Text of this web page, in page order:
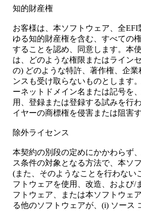
知的財産権
お客様は、本ソフトウェア、全
ゆる知的財産権を含む、すべての
することを認め、同意します。本
は、どのような権限またはライン
の) どのような特許、著作権、企
ンスも受け取らないものとします
ーネットドメイン名または記号を
用、登録または登録する試みを行
イヤーの商標権を侵害または阻害
除外ライセンス
本契約の別段の定めにかかわらず
ス条件の対象となる方法で、本ソ
(また、そのようなことを行わない
フトウェアを使用、改造、および/
フトウェア、または本ソフトウェ
る他のソフトウェアが、(i) ソース